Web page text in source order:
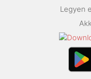
Legyen e